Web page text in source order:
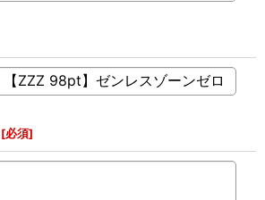
[必須]